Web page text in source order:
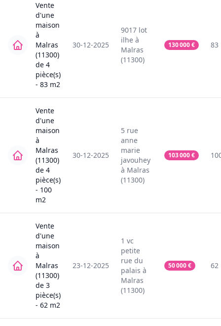
Vente
d'une
maison
à
Malras
(11300)
de 4
pièce(s)
- 83 m2
30-12-2025
9017 lot
ilhe à
Malras
(11300)
130 000€ 83
Vente
d'une
maison
à
Malras
(11300)
de 4
pièce(s)
- 100
m2
30-12-2025
5 rue
anne
marie
javouhey
à Malras
(11300)
103 000€
Vente
d'une
maison
à
Malras
(11300)
de 3
pièce(s)
- 62 m2
23-12-2025
1 vc
petite
rue du
palais à
Malras
(11300)
50 000€ 62